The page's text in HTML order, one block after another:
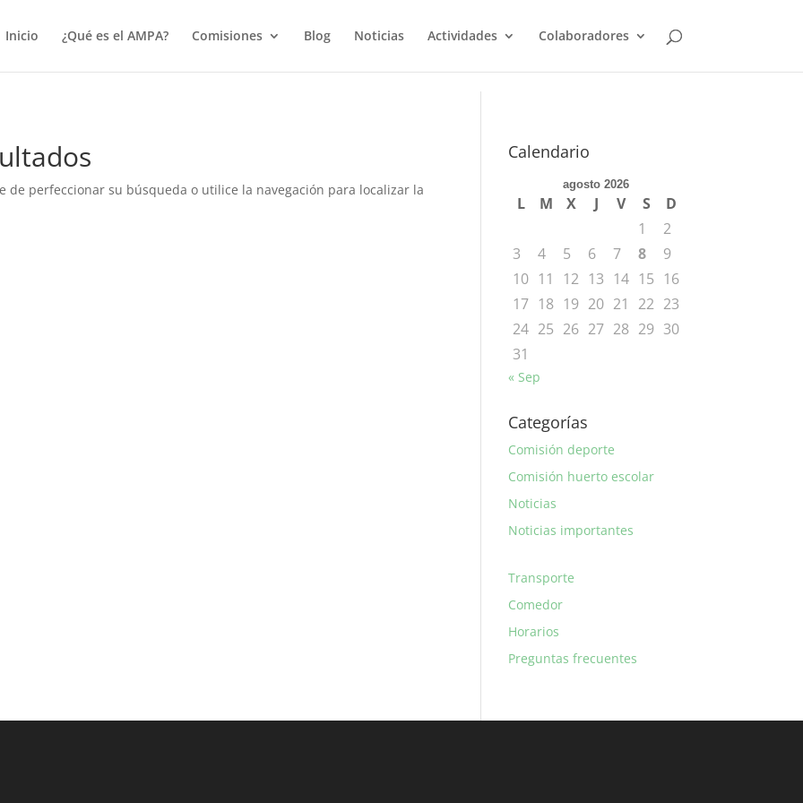
Inicio
¿Qué es el AMPA? Comisiones Blog Noticias Actividades Colaboradores
de perfeccionar su búsqueda o utilice la navegación para localizar la
Calendario
agosto 2026
L M X J V S
D
1
2
3
4 5 6 7 8
9
10 11 12 13 14 15 16
17 18 19 20 21 22 23
24 25 26 27 28 29 30
31
« Sep
Categorías
Comisión deporte
Comisión huerto escolar
Noticias
Noticias importantes
Transporte
Comedor
Horarios
Preguntas frecuentes